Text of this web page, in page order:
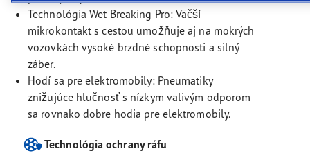
Technológia Wet Breaking Pro: Väčší
mikrokontakt s cestou umožňuje aj na mokrých
vozovkách vysoké brzdné schopnosti a silný
záber.
Hodí sa pre elektromobily: Pneumatiky
znižujúce hlučnosť s nízkym valivým odporom
sa rovnako dobre hodia pre elektromobily.
Technológia ochrany ráfu